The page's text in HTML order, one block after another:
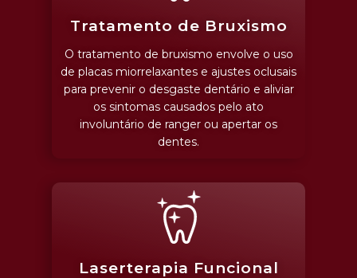
Tratamento de Bruxismo
O tratamento de bruxismo envolve o uso
de placas miorrelaxantes e ajustes oclusais
para prevenir o desgaste dentário e aliviar
os sintomas causados pelo ato
involuntário de ranger ou apertar os
dentes.
Laserterapia Funcional